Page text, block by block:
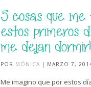
5 cosas que
estos primeros
me dejan
POR MÓNICA | MARZO 7,
Me imagino que por estos